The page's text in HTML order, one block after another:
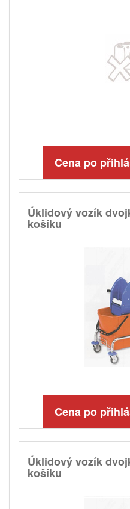
Cena po
Úklidový vozík
košíku
Cena po
Úklidový vozík
košíku